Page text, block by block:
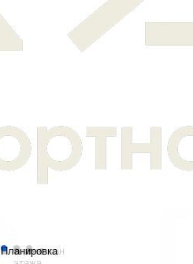
Планировка
ПланГенплан